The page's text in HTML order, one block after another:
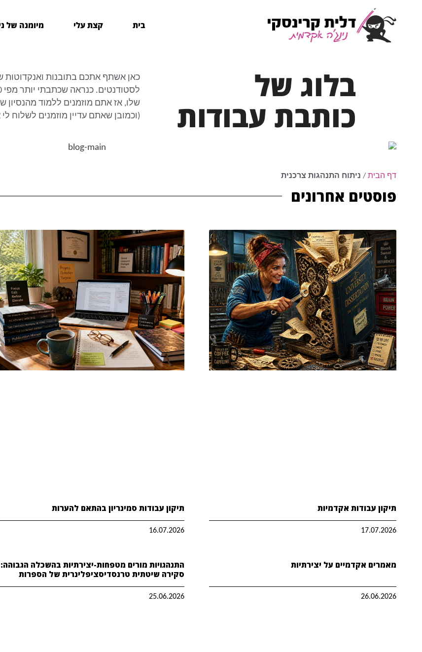
בית קצת עלי מיומנה של
בלוג של
כותבת עבודות
כאן אשתף אתכם בתובנות ואנקדוטות
שלו, אז אתם מוזמנים ללמוד מהנסיון
(וכמובן שאתם עדיין מוזמנים לשלוח
דף הבית / ניתוח התנהגות צרכנית
פוסטים אחרונים
תיקון עבודות אקדמיות
17.07.2026
תיקון עבודות סמינריון בהתאם להערות
16.07.2026
מאמרים אקדמיים על יצירתיות
26.06.2026
התנהגויות מורים מטפחות-יצירתיות בהשכלה הגבוהה:
סקירה שיטתית טרנסדיסציפלינרית של הספרות
25.06.2026